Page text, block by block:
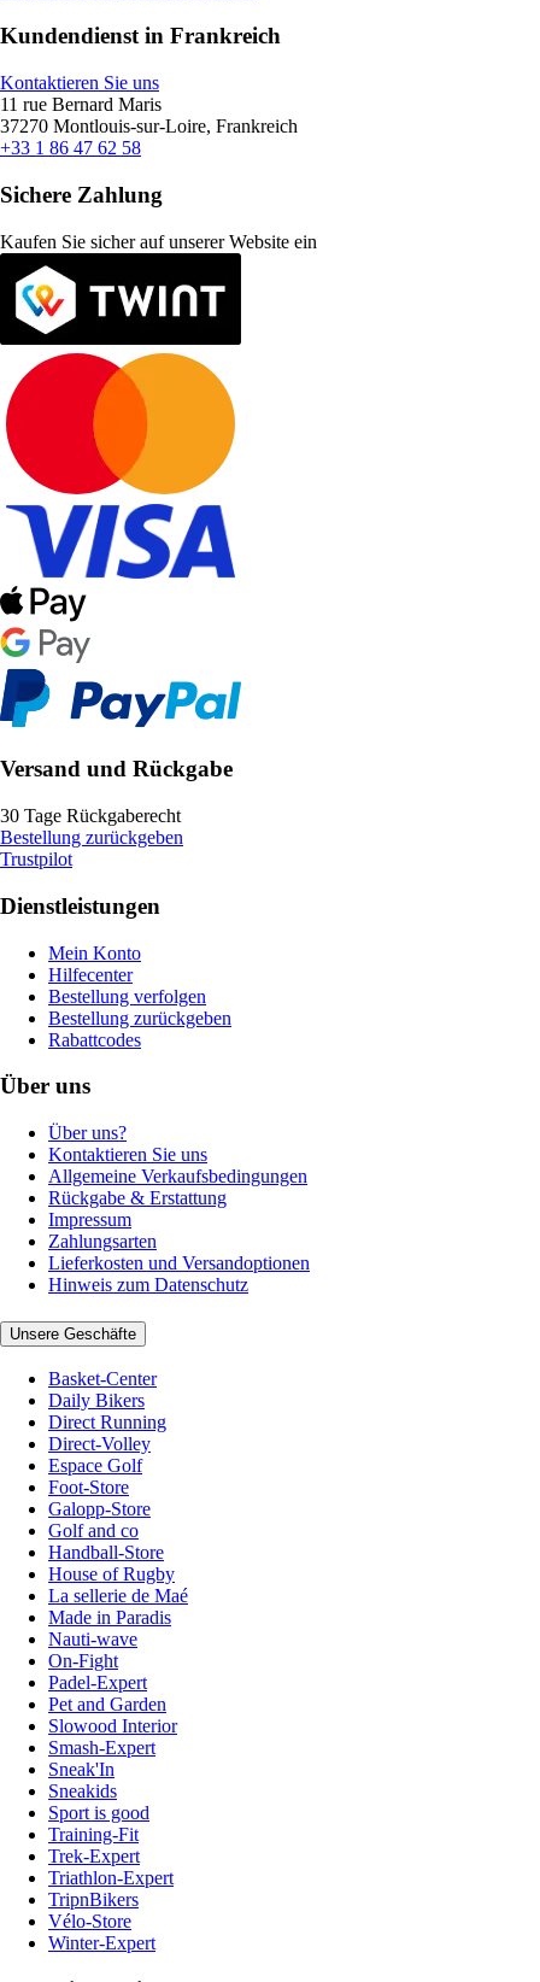
Kundendienst in Frankreich
Kontaktieren Sie uns
11 rue Bernard Maris
37270 Montlouis-sur-Loire, Frankreich
+33 1 86 47 62 58
Sichere Zahlung
Kaufen Sie sicher auf unserer Website ein
Versand und Rückgabe
30 Tage Rückgaberecht
Bestellung zurückgeben
Trustpilot
Dienstleistungen
Mein Konto
Hilfecenter
Bestellung verfolgen
Bestellung zurückgeben
Rabattcodes
Über uns
Über uns?
Kontaktieren Sie uns
Allgemeine Verkaufsbedingungen
Rückgabe & Erstattung
Impressum
Zahlungsarten
Lieferkosten und Versandoptionen
Hinweis zum Datenschutz
Unsere Geschäfte
Basket-Center
Daily Bikers
Direct Running
Direct-Volley
Espace Golf
Foot-Store
Galopp-Store
Golf and co
Handball-Store
House of Rugby
La sellerie de Maé
Made in Paradis
Nauti-wave
On-Fight
Padel-Expert
Pet and Garden
Slowood Interior
Smash-Expert
Sneak'In
Sneakids
Sport is good
Training-Fit
Trek-Expert
Triathlon-Expert
TripnBikers
Vélo-Store
Winter-Expert